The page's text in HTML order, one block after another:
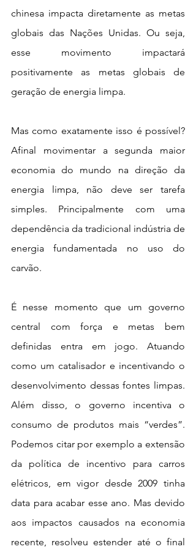
chinesa impacta diretamente as metas
globais das Nações Unidas. Ou seja,
esse movimento impactará
positivamente as metas globais de
geração de energia limpa.
Mas como exatamente isso é possível?
Afinal movimentar a segunda maior
economia do mundo na direção da
energia limpa, não deve ser tarefa
simples. Principalmente com uma
dependência da tradicional indústria de
energia fundamentada no uso do
carvão.
É nesse momento que um governo
central com força e metas bem
definidas entra em jogo. Atuando
como um catalisador e incentivando o
desenvolvimento dessas fontes limpas.
Além disso, o governo incentiva o
consumo de produtos mais “verdes”.
Podemos citar por exemplo a extensão
da política de incentivo para carros
elétricos, em vigor desde 2009 tinha
data para acabar esse ano. Mas devido
aos impactos causados na economia
recente, resolveu estender até o final